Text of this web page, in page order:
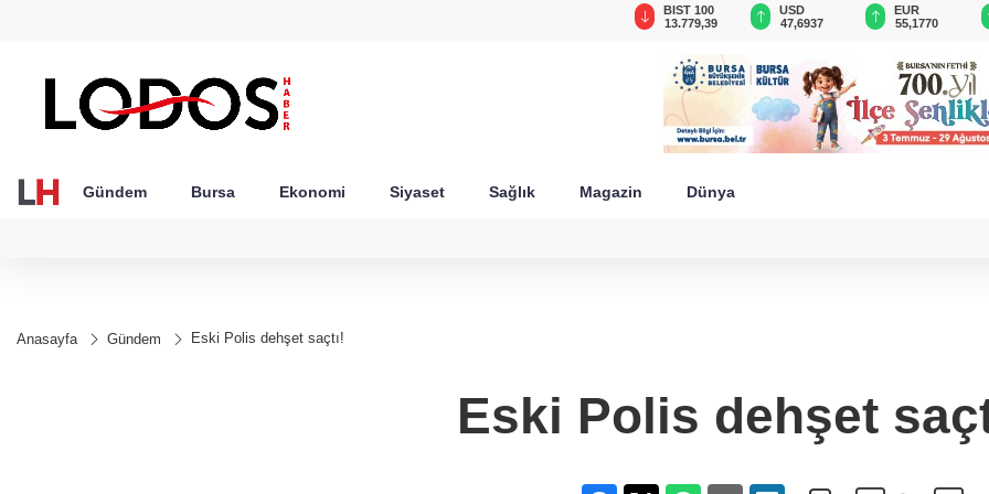
BIST 100
13.779,39
USD
47,6937
EUR
55,1770
Gündem Bursa Ekonomi Siyaset Sağlık Magazin Dünya
Anasayfa Gündem Eski Polis dehşet saçtı!
Eski Polis dehşet